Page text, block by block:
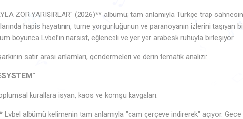
ZOR YARIŞIRLAR" (2026)** albümü; tam anlamıyla Türkçe trap
hapis hayatının, turne yorgunluğunun ve paranoyanın izlerini taşıyan
boyunca Lvbel’in narsist, eğlenceli ve yer yer arabesk ruhuyla birleşiyor.
satır arası anlamları, göndermeleri ve derin tematik analizi:
kurallara isyan, kaos ve komşu kavgaları.
albümü kelimenin tam anlamıyla "cam çerçeve indirerek" açıyor. Gece
🎶
♪
🎶
🎶 ♫
🎶
♩
♩
♪